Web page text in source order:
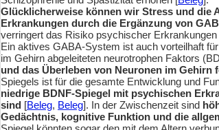
Glücklicherweise können wir Stress und
Erkrankungen durch die Ergänzung von
verringert das Risiko psychischer Erkrankungen
Ein aktives GABA-System ist auch vorteilhaft
im Gehirn abgeleiteten neurotrophen Faktors
und das Überleben von Neuronen im Gehirn
Spiegels ist für die gesamte Entwicklung und
niedrige BDNF-Spiegel mit psychischen
sind [Beleg, Beleg]. In der Zwischenzeit sind
Gedächtnis, kognitive Funktion und die